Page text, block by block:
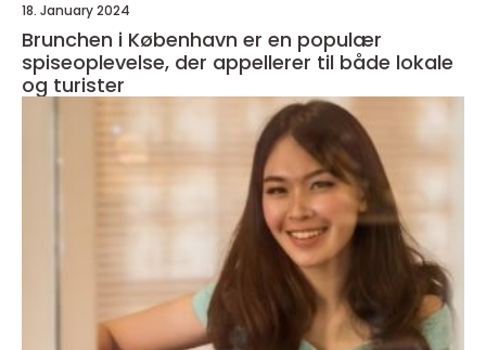
18. January 2024
Brunchen i København er en populær
spiseoplevelse, der appellerer til både lokale
og turister